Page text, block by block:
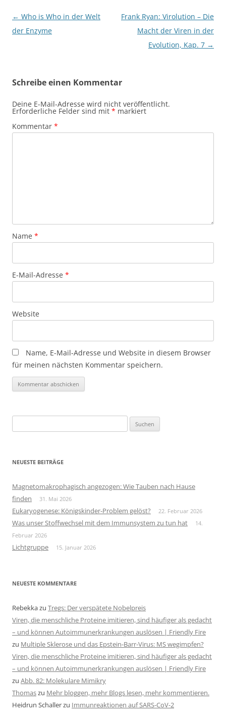
Beitragsnavigation
← Who is Who in der Welt
der Enzyme
Frank Ryan: Virolution – Die
Macht der Viren in der
Evolution, Kap. 7 →
Schreibe einen Kommentar
Deine E-Mail-Adresse wird nicht veröffentlicht.
Erforderliche Felder sind mit * markiert
Kommentar *
Name *
E-Mail-Adresse *
Website
Name, E-Mail-Adresse und Website in diesem Browser
für meinen nächsten Kommentar speichern.
nach:
NEUESTE BEITRÄGE
Magnetomakrophagisch angezogen: Wie Tauben nach Hause
finden
31. Mai 2026
Eukaryogenese: Königskinder-Problem gelöst? 22. Februar 2026
Was unser Stoffwechsel mit dem Immunsystem zu tun hat
14.
Februar 2026
Lichtgruppe 15. Januar 2026
NEUESTE KOMMENTARE
Rebekkazu Tregs: Der verspätete Nobelpreis
Viren, die menschliche Proteine imitieren, sind häufiger als gedacht
– und können Autoimmunerkrankungen auslösen | Friendly Fire
zu Multiple Sklerose und das Epstein-Barr-Virus: MS wegimpfen?
Viren, die menschliche Proteine imitieren, sind häufiger als gedacht
– und können Autoimmunerkrankungen auslösen | Friendly Fire
zu Abb. 82: Molekulare Mimikry
Thomaszu Mehr bloggen, mehr Blogs lesen, mehr kommentieren.
Heidrun Schallerzu Immunreaktionen auf SARS-CoV-2